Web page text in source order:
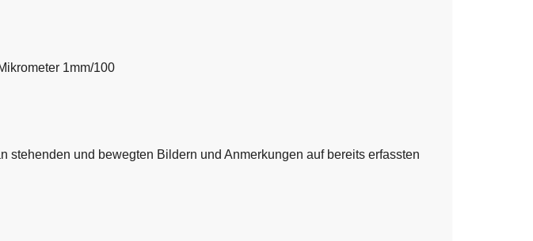
1mm/100
und bewegten Bildern und Anmerkungen auf bereits erfassten